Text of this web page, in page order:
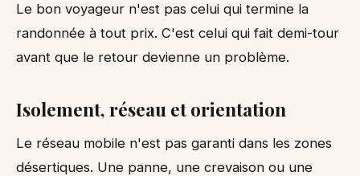
Le bon voyageur n'est pas celui qui termine la
randonnée à tout prix. C'est celui qui fait demi-tour
avant que le retour devienne un problème.
Isolement, réseau et orientation
Le réseau mobile n'est pas garanti dans les zones
désertiques. Une panne, une crevaison ou une